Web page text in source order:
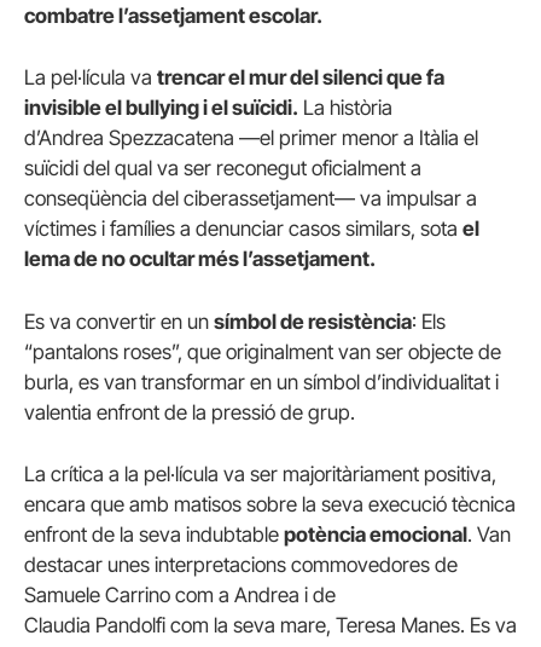
combatre l’assetjament escolar.
La pel·lícula va trencar el mur del silenci que fa
invisible el bullying i el suïcidi. La història
d’Andrea Spezzacatena —el primer menor a Itàlia el
suïcidi del qual va ser reconegut oficialment a
conseqüència del ciberassetjament— va impulsar a
víctimes i famílies a denunciar casos similars, sota el
lema de no ocultar més l’assetjament.
Es va convertir en un símbol de resistència: Els
“pantalons roses”, que originalment van ser objecte de
burla, es van transformar en un símbol d’individualitat i
valentia enfront de la pressió de grup.
La crítica a la pel·lícula va ser majoritàriament positiva,
encara que amb matisos sobre la seva execució tècnica
enfront de la seva indubtable potència emocional. Van
destacar unes interpretacions commovedores de
Samuele Carrino com a Andrea i de
Claudia Pandolfi com la seva mare, Teresa Manes. Es va